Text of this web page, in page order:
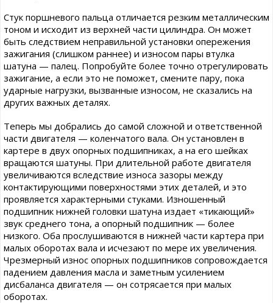
Стук поршневого пальца отличается резким металлическим
тоном и исходит из верхней части цилиндра. Он может
быть следствием неправильной установки опережения
зажигания (слишком раннее) и износом пары втулка
шатуна — палец. Попробуйте более точно отрегулировать
зажигание, а если это не поможет, смените пару, пока
ударные нагрузки, вызванные износом, не сказались на
других важных деталях.
Теперь мы добрались до самой сложной и ответственной
части двигателя — коленчатого вала. Он установлен в
картере в двух опорных подшипниках, а на его шейках
вращаются шатуны. При длительной работе двигателя
увеличиваются вследствие износа зазоры между
контактирующими поверхностями этих деталей, и это
проявляется характерными стуками. Изношенный
подшипник нижней головки шатуна издает «тикающий»
звук среднего тона, а опорный подшипник — более
низкого. Оба прослушиваются в нижней части картера при
малых оборотах вала и исчезают по мере их увеличения.
Чрезмерный износ опорных подшипников сопровождается
падением давления масла и заметным усилением
дисбаланса двигателя — он сотрясается при малых
оборотах.